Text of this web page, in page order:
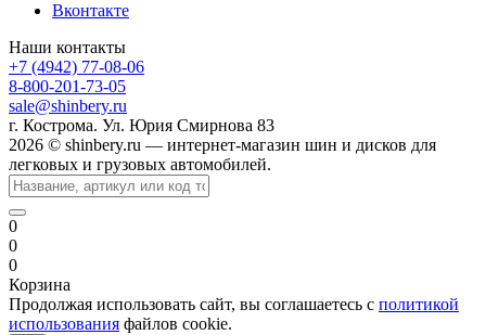
Вконтакте
Наши контакты
+7 (4942) 77-08-06
8-800-201-73-05
sale@shinbery.ru
г. Кострома. Ул. Юрия Смирнова 83
2026 © shinbery.ru — интернет-магазин шин и дисков для
легковых и грузовых автомобилей.
0
0
0
Корзина
Продолжая использовать сайт, вы соглашаетесь с политикой
использования файлов cookie.